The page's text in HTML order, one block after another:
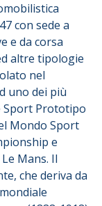
con sede a
e da corsa
altre tipologie
nel
uno dei più
Sport Prototipo
Mondo Sport
e
Mans. Il
che deriva da